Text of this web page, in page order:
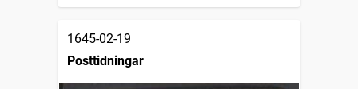
1645-02-19
Posttidningar